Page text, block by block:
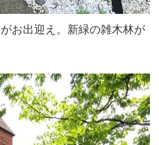
お出迎え。新緑の雑木林が